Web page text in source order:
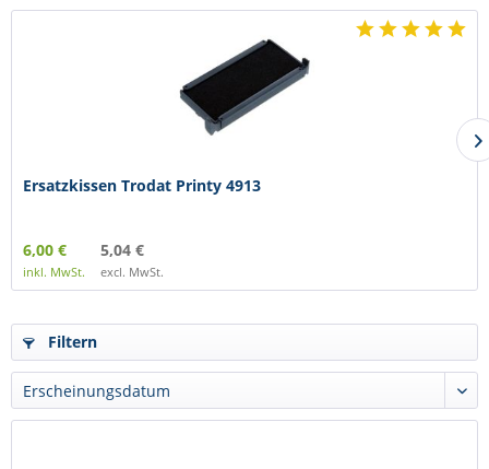
Ersatzkissen Trodat Printy 4913
6,00 €
inkl. MwSt.
5,04 €
excl. MwSt.
Filtern